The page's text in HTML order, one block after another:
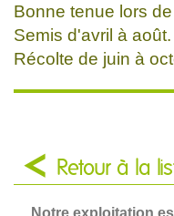
Bonne tenue lors
Semis d'avril à août.
Récolte de juin à
Retour à la
Notre exploitation